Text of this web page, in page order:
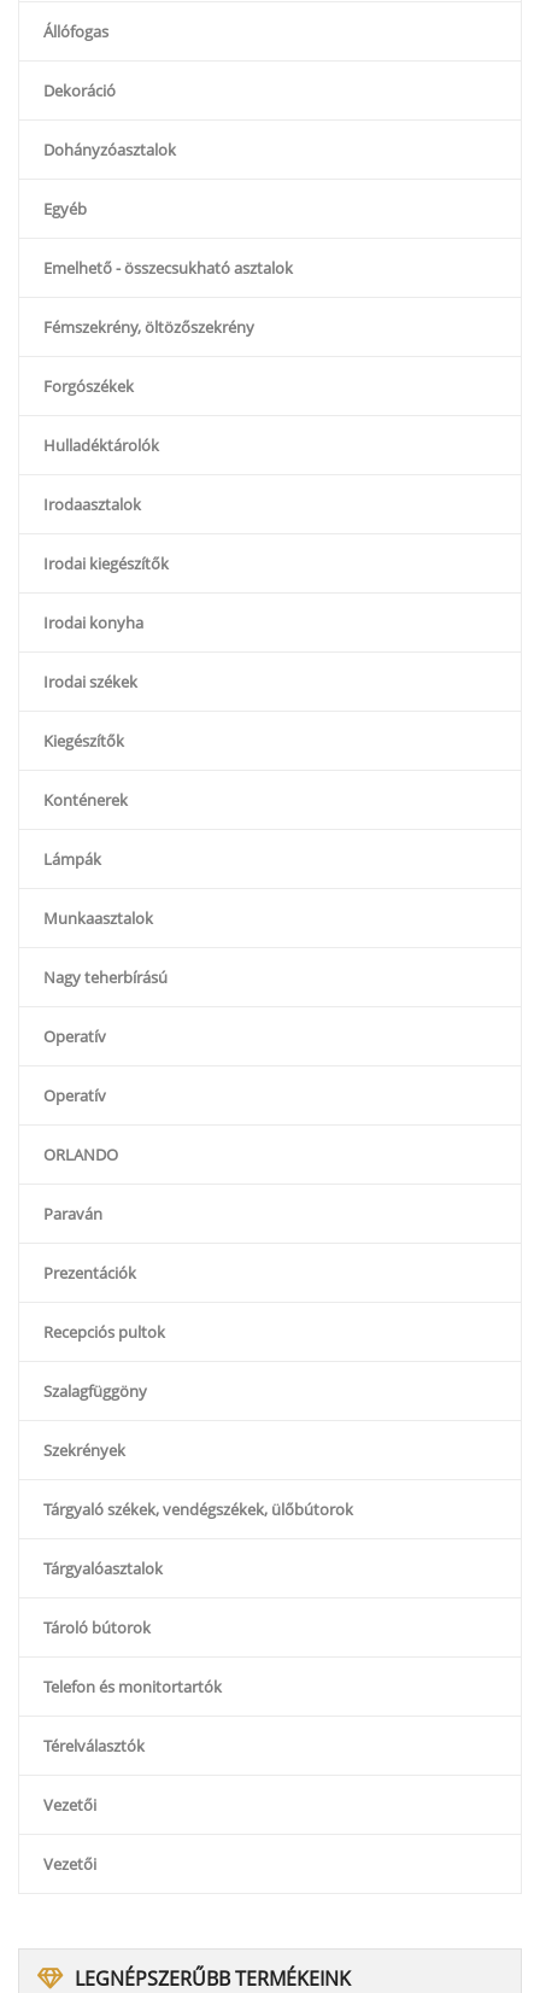
Állófogas
Dekoráció
Dohányzóasztalok
Egyéb
Emelhető - összecsukható asztalok
Fémszekrény, öltözőszekrény
Forgószékek
Hulladéktárolók
Irodaasztalok
Irodai kiegészítők
Irodai konyha
Irodai székek
Kiegészítők
Konténerek
Lámpák
Munkaasztalok
Nagy teherbírású
Operatív
Operatív
ORLANDO
Paraván
Prezentációk
Recepciós pultok
Szalagfüggöny
Szekrények
Tárgyaló székek, vendégszékek, ülőbútorok
Tárgyalóasztalok
Tároló bútorok
Telefon és monitortartók
Térelválasztók
Vezetői
Vezetői
LEGNÉPSZERŰBBTERMÉKEINK